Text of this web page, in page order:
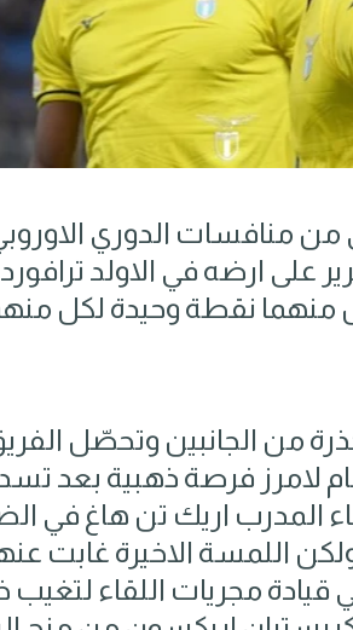
منافسات الدوري
منهما نقطة وحيدة لكل
من الجانبين وتحصّل
لامرز فرصة ذهبية بعد
ابناء المدرب اريك تن هاغ
اللمسة الاخيرة غابت
قيادة مجريات اللقاء